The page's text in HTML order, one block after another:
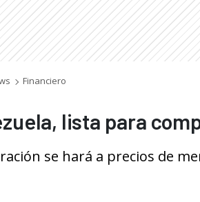
Financiero
lista para
se hará a precios de